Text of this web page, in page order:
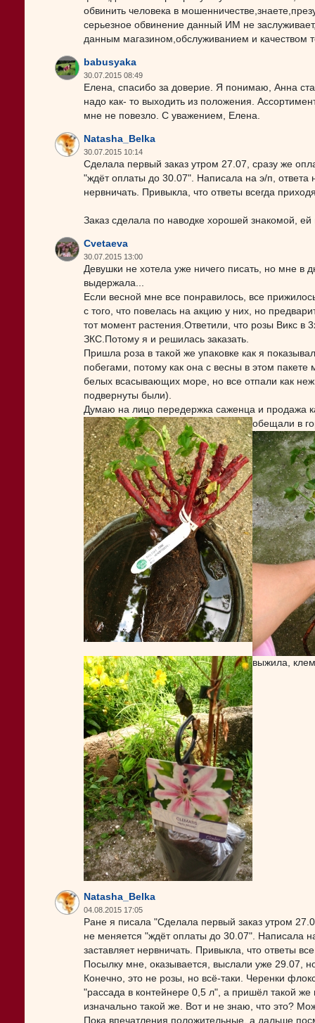
обвинить человека в
серьезное обвинение данный ИМ не
данным магазином,обслуживанием и качеством
babusyaka
30.07.2015 08:49
Елена, спасибо за доверие. Я понимаю, Анна
надо как- то выходить из положения.
мне не повезло. С уважением, Елена.
Natasha_Belka
30.07.2015 10:14
Сделала первый заказ утром 27.07, сразу же
"ждёт оплаты до 30.07". Написала на э/п, ответа
нервничать. Привыкла, что ответы всегда
Заказ сделала по наводке хорошей знакомой,
Cvetaeva
30.07.2015 13:00
Девушки не хотела уже ничего писать, но мне в
выдержала...
Если весной мне все понравилось, все
с того, что повелась на акцию у них, но
тот момент растения.Ответили, что розы Викс в
ЗКС.Потому я и решилась заказать.
Пришла роза в такой же упаковке как я
побегами, потому как она с весны в этом
белых всасывающих море, но все отпали как
подвернуты были).
Думаю на лицо передержка саженца и продажа
обещали в
выжила,
Natasha_Belka
04.08.2015 17:05
Ране я писала "Сделала первый заказ утром
не меняется "ждёт оплаты до 30.07". Написала
заставляет нервничать. Привыкла, что ответы
Посылку мне, оказывается, выслали уже 29.07,
Конечно, это не розы, но всё-таки. Черенки
"рассада в контейнере 0,5 л", а пришёл такой
изначально такой же. Вот и не знаю, что это?
Пока впечатления положительные, а дальше